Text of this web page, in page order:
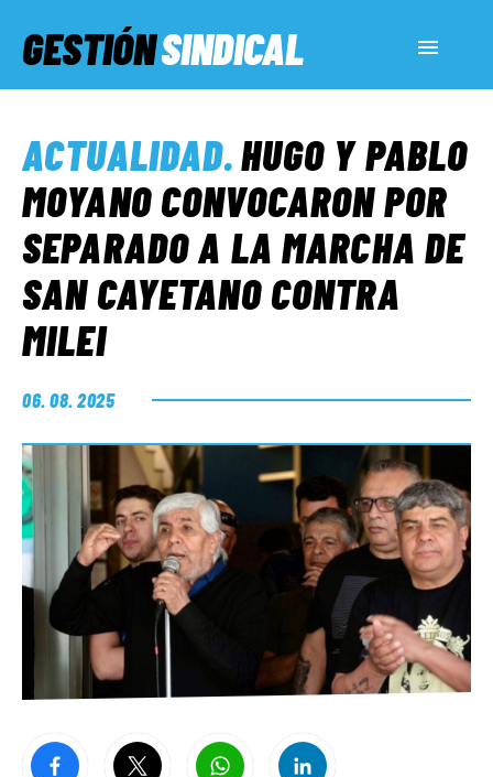
GESTIÓNSINDICAL
SERVICIOS SOCIALES
INFORMES ESPECIALES
FUERA DE MEGÁFONO
EL LADO «G»
ACTUALIDAD.HUGO Y PABLO
MOYANO CONVOCARON POR
SEPARADO A LA MARCHA DE
SAN CAYETANO CONTRA
MILEI
06. 08. 2025